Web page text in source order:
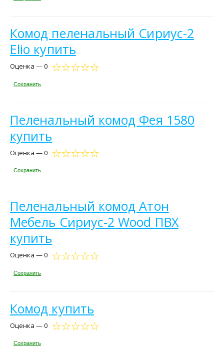
Комод пеленальный Сириус-2
Elio купить
Оценка — 0
Сохранить
Пеленальный комод Фея 1580
купить
Оценка — 0
Сохранить
Пеленальный комод Атон
Мебель Сириус-2 Wood ПВХ
купить
Оценка — 0
Сохранить
Комод купить
Оценка — 0
Сохранить